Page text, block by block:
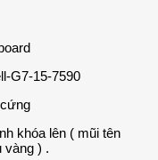
khóa lên ( mũi tên
vàng ) .